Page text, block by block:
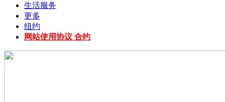
生活服务
更多
纽约
网站使用协议 合约